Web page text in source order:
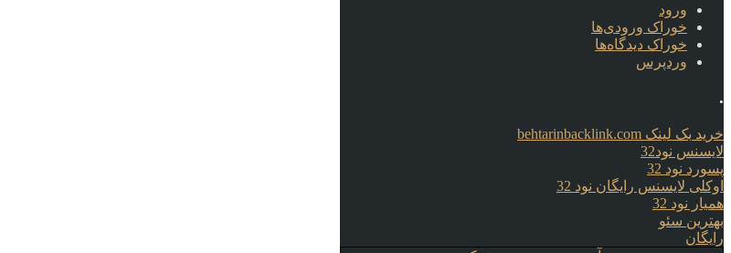
ورود
خوراک ورودی‌ها
خوراک دیدگاه‌ها
وردپرس
.
خرید بک لینک behtarinbacklink.com
لایسنس نود32
پسورد نود 32
اوکلی لایسنس رایگان نود 32
همیار نود 32
بهترین سئو
رایگان